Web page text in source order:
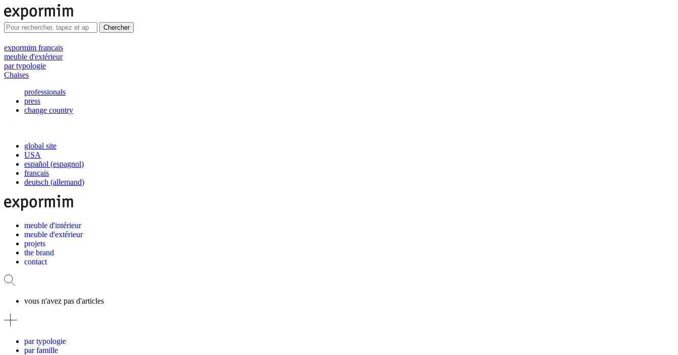
Chercher
expormim français
meuble d'extérieur
par typologie
Chaises
professionals
press
change country
global site
USA
español (espagnol)
français
deutsch (allemand)
meuble d'intérieur
meuble d'extérieur
projets
the brand
contact
vous n'avez pas d'articles
par typologie
par famille